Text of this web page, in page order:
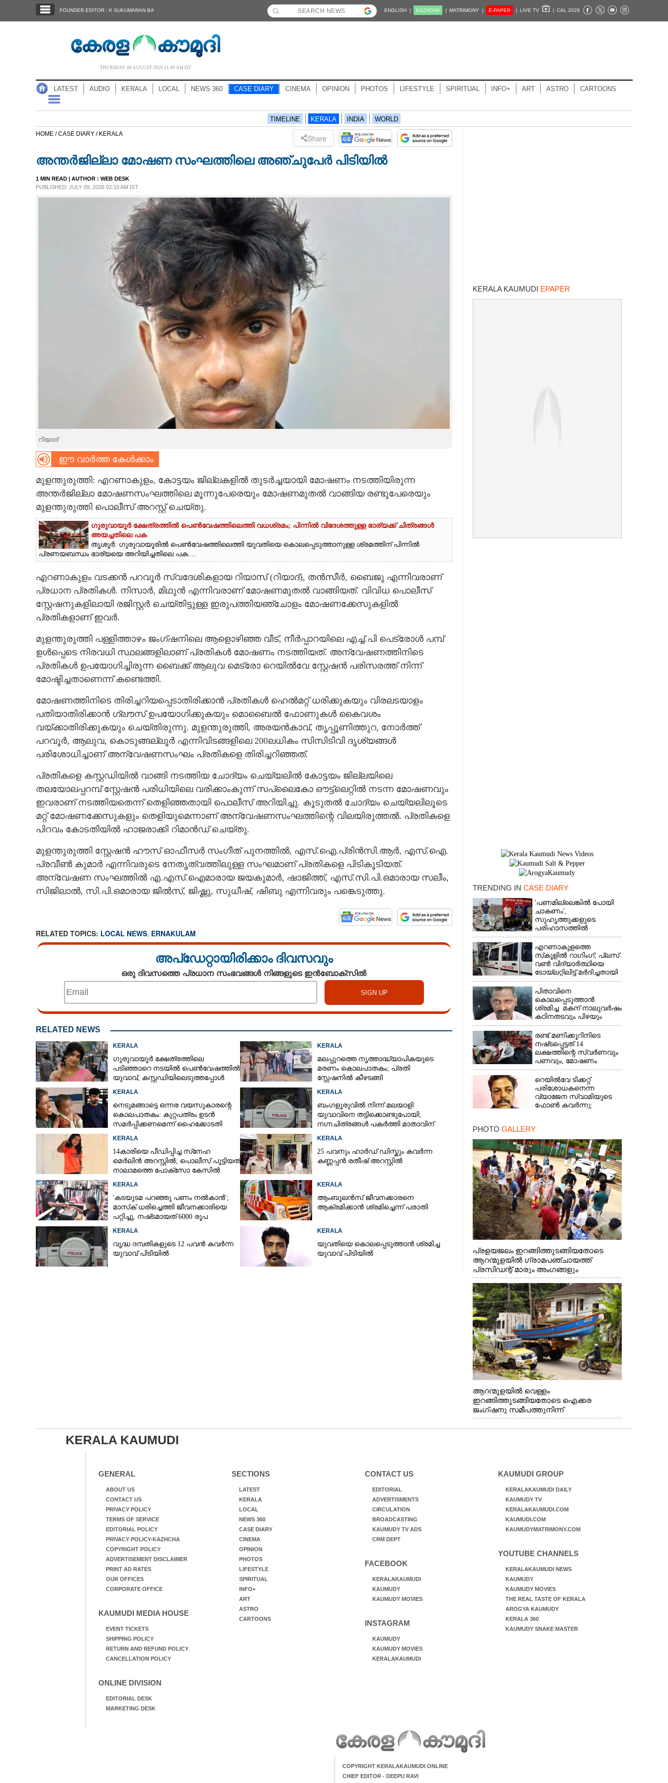
NOTIFIED NEWS
CARTOONS
LITERATURE
CONTACT US
FOUNDER EDITOR : K SUKUMARAN BA ENGLISH | KĀZHCHA | MATRIMONY | E-PAPER | LIVE TV | CAL 2026
THURSDAY, 06 AUGUST 2026 11.49 AM IST
LATEST AUDIO KERALA LOCAL NEWS 360 CASE DIARY CINEMA OPINION PHOTOS LIFESTYLE SPIRITUAL INFO+ ART ASTRO CARTOONS
TIMELINE KERALA INDIA WORLD
HOME /CASE DIARY / KERALA Share
അന്തർജില്ലാ മോഷണ സംഘത്തിലെ അഞ്ചുപേർ പിടിയിൽ
1 MIN READ | AUTHOR : WEB DESK
PUBLISHED: JULY 09, 2026 02:15 AM IST
റിയാദ്
ഈ വാർത്ത കേൾക്കാം
മുളന്തുരുത്തി: എറണാകുളം, കോട്ടയം ജില്ലകളിൽ തുടർച്ചയായി മോഷണം നടത്തിയിരുന്ന
അന്തർജില്ലാ മോഷണസംഘത്തിലെ മൂന്നുപേരെയും മോഷണമുതൽ വാങ്ങിയ രണ്ടുപേരെയും
മുളന്തുരുത്തി പൊലീസ് അറസ്റ്റ് ചെയ്തു.
ഗുരുവായൂർ ക്ഷേത്രത്തിൽ പെൺവേഷത്തിലെത്തി വധശ്രമം; പിന്നിൽ വിദേശത്തുള്ള ഭാര്യക്ക് ചിത്രങ്ങൾ
അയച്ചതിലെ പക
തൃശൂർ: ഗുരുവായൂരിൽ പെൺവേഷത്തിലെത്തി യുവതിയെ കൊലപ്പെടുത്താനുള്ള ശ്രമത്തിന് പിന്നിൽ
പ്രണയബന്ധം ഭാര്യയെ അറിയിച്ചതിലെ പക....
എറണാകുളം വടക്കൻ പറവൂർ സ്വദേശികളായ റിയാസ് (റിയാദ്), തൻസീർ, ബൈജു എന്നിവരാണ്
പ്രധാന പ്രതികൾ. നിസാർ, മിഥുൻ എന്നിവരാണ് മോഷണമുതൽ വാങ്ങിയത്. വിവിധ പൊലീസ്
സ്റ്റേഷനുകളിലായി രജിസ്റ്റർ ചെയ്തിട്ടുള്ള ഇരുപത്തിയഞ്ചോളം മോഷണക്കേസുകളിൽ
പ്രതികളാണ് ഇവർ.
മുളന്തുരുത്തി പള്ളിത്താഴം ജംഗ്ഷനിലെ ആളൊഴിഞ്ഞ വീട്, നീർപ്പാറയിലെ എച്ച്.പി പെട്രോൾ പമ്പ്
ഉൾപ്പെടെ നിരവധി സ്ഥലങ്ങളിലാണ് പ്രതികൾ മോഷണം നടത്തിയത്. അന്വേഷണത്തിനിടെ
പ്രതികൾ ഉപയോഗിച്ചിരുന്ന ബൈക്ക് ആലുവ മെട്രോ റെയിൽവേ സ്റ്റേഷൻ പരിസരത്ത് നിന്ന്
മോഷ്ടിച്ചതാണെന്ന് കണ്ടെത്തി.
മോഷണത്തിനിടെ തിരിച്ചറിയപ്പെടാതിരിക്കാൻ പ്രതികൾ ഹെൽമറ്റ് ധരിക്കുകയും വിരലടയാളം
പതിയാതിരിക്കാൻ ഗ്ലൗസ് ഉപയോഗിക്കുകയും മൊബൈൽ ഫോണുകൾ കൈവശം
വയ്ക്കാതിരിക്കുകയും ചെയ്തിരുന്നു. മുളന്തുരുത്തി, അരയൻകാവ്, തൃപ്പൂണിത്തുറ, നോർത്ത്
പറവൂർ, ആലുവ, കൊടുങ്ങല്ലൂർ എന്നിവിടങ്ങളിലെ 200ലധികം സിസിടിവി ദൃശ്യങ്ങൾ
പരിശോധിച്ചാണ് അന്വേഷണസംഘം പ്രതികളെ തിരിച്ചറിഞ്ഞത്.
പ്രതികളെ കസ്റ്റഡിയിൽ വാങ്ങി നടത്തിയ ചോദ്യം ചെയ്യലിൽ കോട്ടയം ജില്ലയിലെ
തലയോലപ്പറമ്പ് സ്റ്റേഷൻ പരിധിയിലെ വരിക്കാംകുന്ന് സപ്ലൈകോ ഔട്ട്‌ലെറ്റിൽ നടന്ന മോഷണവും
ഇവരാണ് നടത്തിയതെന്ന് തെളിഞ്ഞതായി പൊലീസ് അറിയിച്ചു. കൂടുതൽ ചോദ്യം ചെയ്യലിലൂടെ
മറ്റ് മോഷണക്കേസുകളും തെളിയുമെന്നാണ് അന്വേഷണസംഘത്തിന്റെ വിലയിരുത്തൽ. പ്രതികളെ
പിറവം കോടതിയിൽ ഹാജരാക്കി റിമാൻഡ് ചെയ്തു.
മുളന്തുരുത്തി സ്റ്റേഷൻ ഹൗസ് ഓഫീസർ സംഗീത് പുനത്തിൽ, എസ്.ഐ.പ്രിൻസി.ആർ, എസ്.ഐ.
പ്രവീൺ കുമാർ എന്നിവരുടെ നേതൃത്വത്തിലുള്ള സംഘമാണ് പ്രതികളെ പിടികൂടിയത്.
അന്വേഷണ സംഘത്തിൽ എ.എസ്.ഐമാരായ ജയകുമാർ, ഷാജിത്ത്, എസ്.സി.പി.ഒമാരായ സലീം,
സിജിലാൽ, സി.പി.ഒമാരായ ജിൽസ്, ജിഷ്ണു, സുധീഷ്, ഷിബു എന്നിവരും പങ്കെടുത്തു.
RELATED TOPICS: LOCAL NEWS, ERNAKULAM
അപ്ഡേറ്റായിരിക്കാം ദിവസവും
ഒരു ദിവസത്തെ പ്രധാന സംഭവങ്ങൾ നിങ്ങളുടെ ഇൻബോക്സിൽ
RELATED NEWS
KERALA
ഗുരുവായൂർ ക്ഷേത്രത്തിലെ
പടിഞ്ഞാറെ നടയിൽ പെൺവേഷത്തിൽ
യുവാവ്,​ കസ്റ്റഡിയിലെടുത്തപ്പോൾ
KERALA
മലപ്പുറത്തെ നൃത്താദ്ധ്യാപികയുടെ
മരണം കൊലപാതകം; പ്രതി
സ്റ്റേഷനിൽ കീഴടങ്ങി
KERALA
നെടുമങ്ങാട്ടെ ഒന്നര വയസുകാരന്റെ
കൊലപാതകം: കുറ്റപത്രം ഉടൻ
സമർപ്പിക്കണമെന്ന് ഹൈക്കോടതി
KERALA
ബംഗളൂരുവിൽ നിന്ന് മലയാളി
യുവാവിനെ തട്ടിക്കൊണ്ടുപോയി;
നഗ്നചിത്രങ്ങൾ പകർത്തി മാതാവിന്
KERALA
14കാരിയെ പീഡിപ്പിച്ച സ്‌നേഹ
മെർലിൻ അറസ്റ്റിൽ; പൊലീസ് പൂട്ടിയത്
നാലാമത്തെ പോക്‌സോ കേസിൽ
KERALA
25 പവനും ഹാർഡ് ഡിസ്കും കവർന്ന
കണ്ണപ്പൻ രതീഷ് അറസ്റ്റിൽ
KERALA
'കടയുടമ പറഞ്ഞു പണം നൽകാൻ';
മാസ്‌ക് ധരിച്ചെത്തി ജീവനക്കാരിയെ
പറ്റിച്ചു, നഷ്‌ടമായത് 6000 രൂപ
KERALA
ആംബുലൻസ് ജീവനക്കാരനെ
ആക്രമിക്കാൻ ശ്രമിച്ചെന്ന് പരാതി
KERALA
വൃദ്ധ ദമ്പതികളുടെ 12 പവൻ കവർന്ന
യുവാവ് പിടിയിൽ
KERALA
യുവതിയെ കൊലപ്പെടുത്താൻ ശ്രമിച്ച
യുവാവ് പിടിയിൽ
KERALA KAUMUDI EPAPER
TRENDING IN CASE DIARY
'പണമില്ലെങ്കിൽ പോയി
ചാകണം',
സുഹൃത്തുക്കളുടെ
പരിഹാസത്തിൽ
വ്യവസായിയുടെ
ആത്മഹത്യ, മൂന്ന് പേർ
അറസ്റ്റിൽ
എറണാകുളത്തെ
സ്‌കൂളിൽ റാഗിംഗ്; പ്ലസ്
വൺ വിദ്യാർത്ഥിയെ
ടോയ്‌ലറ്റിലിട്ട് മർദിച്ചതായി
പരാതി
പിതാവിനെ
കൊലപ്പെടുത്താൻ
ശ്രമിച്ച മകന് നാലുവർഷം
കഠിനതടവും പിഴയും
രണ്ട് മണിക്കൂറിനിടെ
നഷ്‌ടപ്പെട്ടത് 14
ലക്ഷത്തിന്റെ സ്വർണവും
പണവും, മോഷണം
അടച്ചിട്ട വീട്ടിൽ
റെയിൽവേ ടിക്കറ്റ്
പരിശോധകനെന്ന
വ്യാജേന സ്വാമിയുടെ
ഫോൺ കവർന്നു:
പ്രതിയായ തട്ടിപ്പുവീരൻ
PHOTO GALLERY
പ്രളയജലം ഇറങ്ങിത്തുടങ്ങിയതോടെ
ആറന്മുളയിൽ ഗ്രാമപഞ്ചായത്ത്
പ്രസിഡന്റ് മാരും അംഗങ്ങളും
രാഷ്ട്രീയപ്രവത്തകരും അടങ്ങുന്ന സംഘം
റോഡിൽ അടിഞ്ഞ് കൂടിയ ചെളിയും മണ്ണും
മറ്റ് മാലിന്യങ്ങളും നീക്കം ചെയ്യുന്നു.
ആറന്മുളയിൽ വെള്ളം
ഇറങ്ങിത്തുടങ്ങിയതോടെ ഐക്കര
ജംഗ്ഷനു സമീപത്തുനിന്ന്
രക്ഷാപ്രവർത്തനത്തിന് കൊല്ലത്ത് നിന്ന്
എത്തിയ ബോട്ടുകൾ
KERALA KAUMUDI
GENERAL
ABOUT US
CONTACT US
PRIVACY POLICY
TERMS OF SERVICE
EDITORIAL POLICY
PRIVACY POLICY-KAZHCHA
COPYRIGHT POLICY
ADVERTISEMENT DISCLAIMER
PRINT AD RATES
OUR OFFICES
CORPORATE OFFICE
KAUMUDI MEDIA HOUSE
EVENT TICKETS
SHIPPING POLICY
RETURN AND REFUND POLICY
CANCELLATION POLICY
ONLINE DIVISION
EDITORIAL DESK
MARKETING DESK
SECTIONS
LATEST
KERALA
LOCAL
NEWS 360
CASE DIARY
CINEMA
OPINION
PHOTOS
LIFESTYLE
SPIRITUAL
INFO+
ART
ASTRO
CARTOONS
CONTACT US
EDITORIAL
ADVERTISMENTS
CIRCULATION
BROADCASTING
KAUMUDY TV ADS
CRM DEPT
FACEBOOK
KERALAKAUMUDI
KAUMUDY
KAUMUDY MOVIES
INSTAGRAM
KAUMUDY
KAUMUDY MOVIES
KERALAKAUMUDI
KAUMUDI GROUP
KERALAKAUMUDI DAILY
KAUMUDY TV
KERALAKAUMUDI.COM
KAUMUDI.COM
KAUMUDYMATRIMONY.COM
YOUTUBE CHANNELS
KERALAKAUMUDI NEWS
KAUMUDY
KAUMUDY MOVIES
THE REAL TASTE OF KERALA
AROGYA KAUMUDY
KERALA 360
KAUMUDY SNAKE MASTER
COPYRIGHT KERALAKAUMUDI ONLINE
CHIEF EDITOR - DEEPU RAVI
അന്തർജില്ലാ മോഷണ
സംഘത്തിലെ അഞ്ചുപേർ പിടിയിൽ
×
Share this link